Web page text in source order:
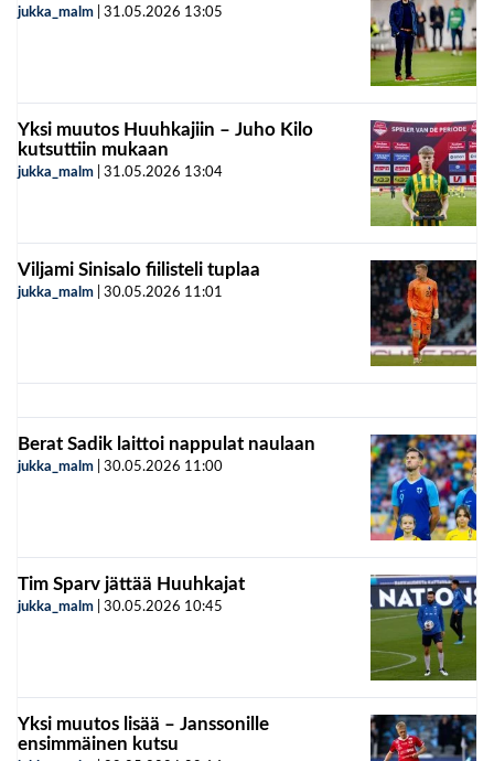
jukka_malm 31.05.2026 13:05
Yksi muutos Huuhkajiin – Juho Kilo
kutsuttiin mukaan
jukka_malm 31.05.2026 13:04
Viljami Sinisalo fiilisteli tuplaa
jukka_malm 30.05.2026 11:01
Berat Sadik laittoi nappulat naulaan
jukka_malm 30.05.2026 11:00
Tim Sparv jättää Huuhkajat
jukka_malm 30.05.2026 10:45
Yksi muutos lisää – Janssonille
ensimmäinen kutsu